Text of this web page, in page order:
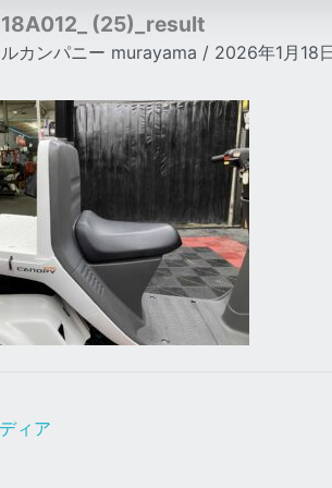
(25)_result
カンパニー murayama / 2026年1月18
ィア